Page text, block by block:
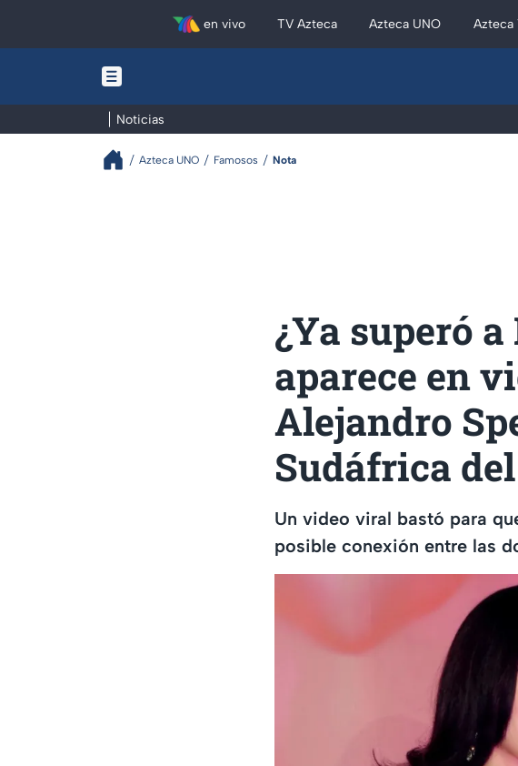
en vivo TV Azteca Azteca UNO Azteca
Noticias
Azteca UNO Famosos Nota
¿Ya superó
aparece en
Alejandro
Sudáfrica
Un video viral bastó para
posible conexión entre las